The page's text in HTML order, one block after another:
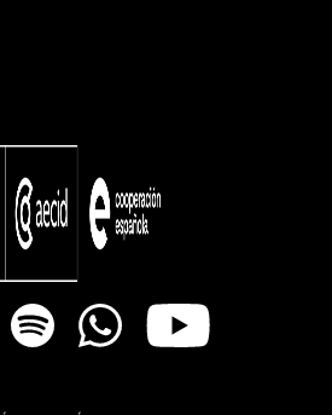
Spotify WhatsappYoutube